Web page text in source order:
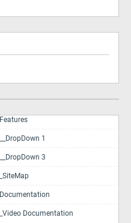
Features
__DropDown 1
__DropDown 3
_SiteMap
Documentation
_Video Documentation